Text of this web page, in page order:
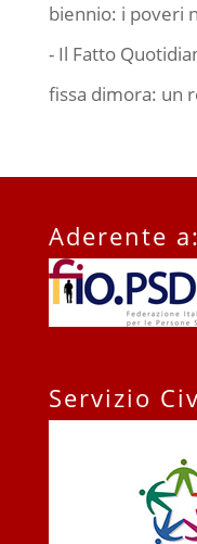
biennio: i poveri
- Il Fatto
fissa dimora: un
Aderente a:
Servizio